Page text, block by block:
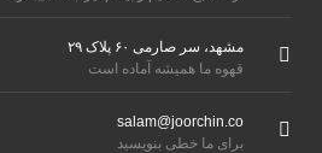
مشهد، سر صارمی ۶۰ پلاک ۲۹
قهوه ما همیشه آماده است
salam@joorchin.co
برای ما خطی بنویسید